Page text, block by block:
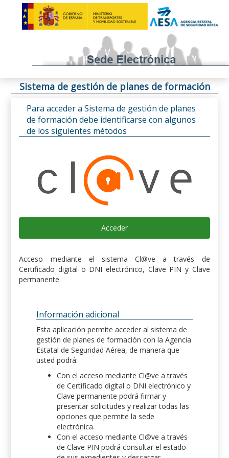
Sistema de gestión de planes de formación
Para acceder a Sistema de gestión de planes
de formación debe identificarse con algunos
de los siguientes métodos
Acceder
Acceso mediante el sistema Cl@ve a través de
Certificado digital o DNI electrónico, Clave PIN y Clave
permanente.
Información adicional
Esta aplicación permite acceder al sistema de
gestión de planes de formación con la Agencia
Estatal de Seguridad Aérea, de manera que
usted podrá:
Con el acceso mediante Cl@ve a través
de Certificado digital o DNI electrónico y
Clave permanente podrá firmar y
presentar solicitudes y realizar todas las
opciones que permite la sede
electrónica.
Con el acceso mediante Cl@ve a través
de Clave PIN podrá consultar el estado